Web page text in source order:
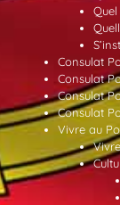
Consulat
Consulat
Consulat
Consulat
Vivre au